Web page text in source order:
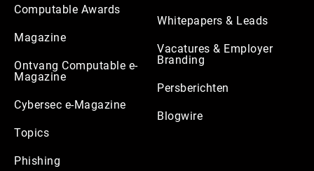
Computable Awards
Magazine
Ontvang Computable e-
Magazine
Cybersec e-Magazine
Topics
Phishing
Whitepapers & Leads
Vacatures & Employer
Branding
Persberichten
Blogwire